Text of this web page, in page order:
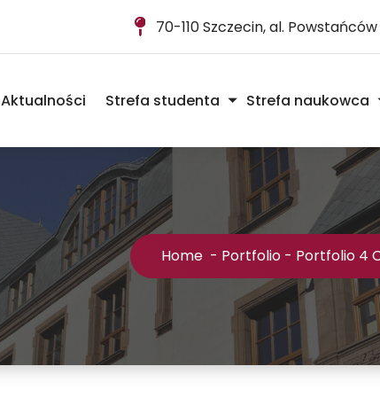
70-110 Szczecin, al.
Aktualności Strefa studenta Strefa naukowca
Home - Portfolio - Portfolio 4